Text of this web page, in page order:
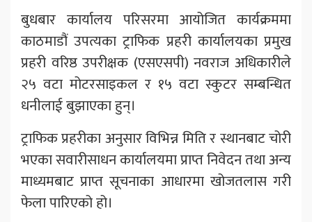
बुधबार कार्यालय परिसरमा आयोजित कार्यक्रममा
काठमाडौं उपत्यका ट्राफिक प्रहरी कार्यालयका प्रमुख
प्रहरी वरिष्ठ उपरीक्षक (एसएसपी) नवराज अधिकारीले
२५ वटा मोटरसाइकल र १५ वटा स्कुटर सम्बन्धित
धनीलाई बुझाएका हुन्।
ट्राफिक प्रहरीका अनुसार विभिन्न मिति र स्थानबाट चोरी
भएका सवारीसाधन कार्यालयमा प्राप्त निवेदन तथा अन्य
माध्यमबाट प्राप्त सूचनाका आधारमा खोजतलास गरी
फेला पारिएको हो।